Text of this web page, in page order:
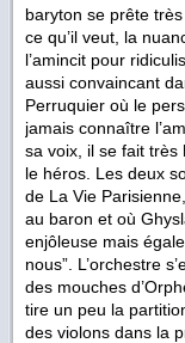
baryton se prête
ce qu’il veut, la
l’amincit pour
aussi convaincant
Perruquier où le
jamais connaître
sa voix, il se fait
le héros. Les deux
de La Vie
au baron et où
enjôleuse mais
nous”. L’orchestre
des mouches
tire un peu la
des violons dans la